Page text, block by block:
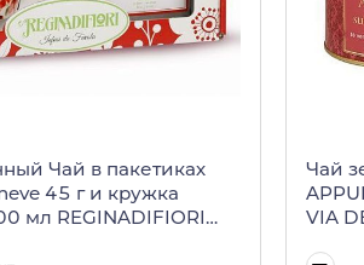
Чай в пакетиках
45 г и кружка
мл REGINADIFIORI
Чай
VIA